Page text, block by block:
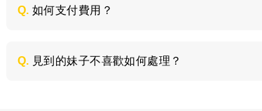
Q. 如何支付費用？
Q. 見到的妹子不喜歡如何處理？